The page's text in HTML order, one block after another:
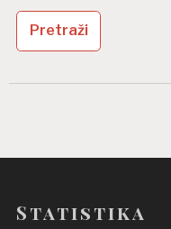
Statistika